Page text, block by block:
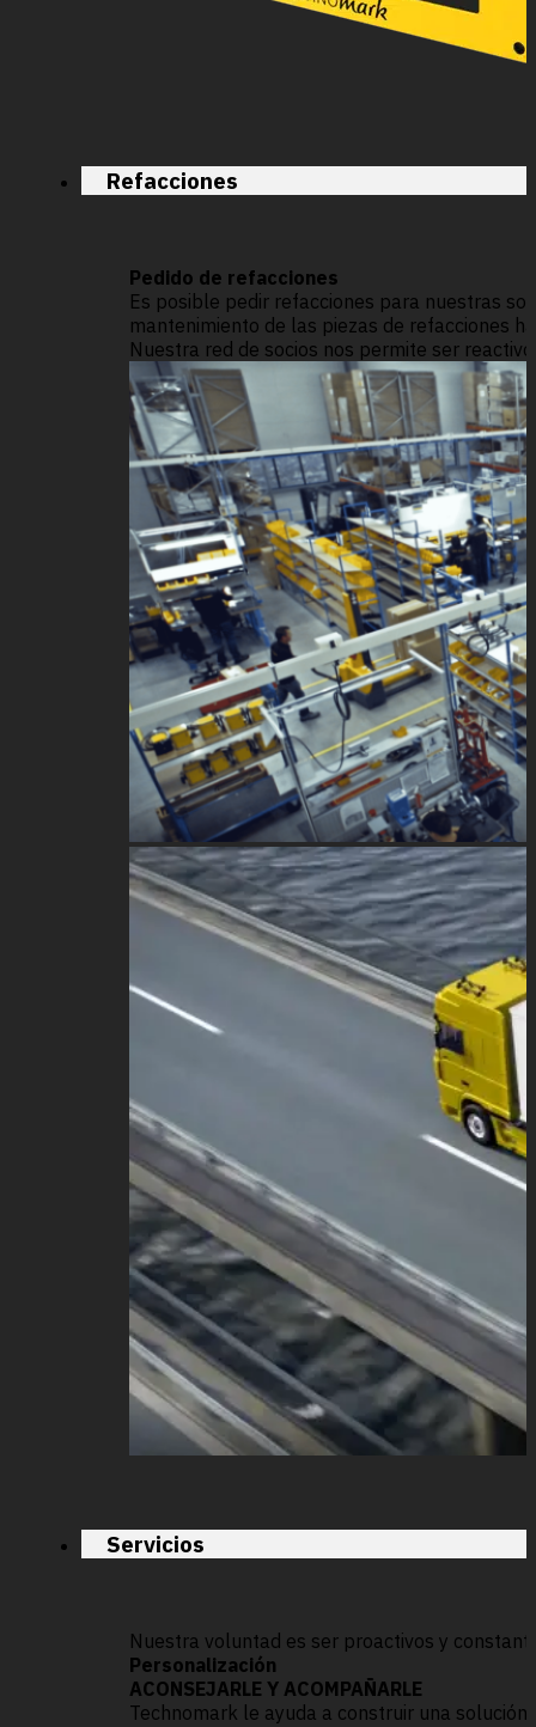
Refacciones
Pedido de refacciones
Es posible pedir refacciones para nuestras
mantenimiento de las piezas de refacciones
Nuestra red de socios nos permite ser
Servicios
Nuestra voluntad es ser proactivos y
Personalización
ACONSEJARLE Y ACOMPAÑARLE
Technomark le ayuda a construir una